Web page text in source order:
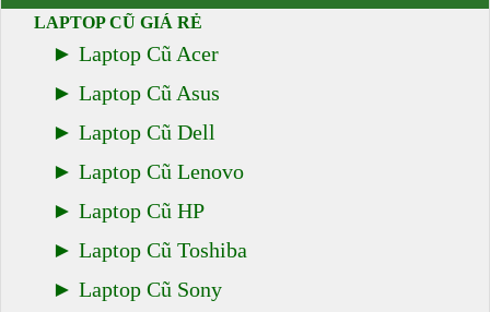
LAPTOP CŨ GIÁ RẺ
Laptop Cũ Acer
Laptop Cũ Asus
Laptop Cũ Dell
Laptop Cũ Lenovo
Laptop Cũ HP
Laptop Cũ Toshiba
Laptop Cũ Sony